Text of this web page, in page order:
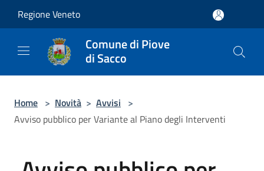
Regione Veneto
Comune di Piove
di Sacco
Home > Novità > Avvisi >
Avviso pubblico per Variante al Piano degli Interventi